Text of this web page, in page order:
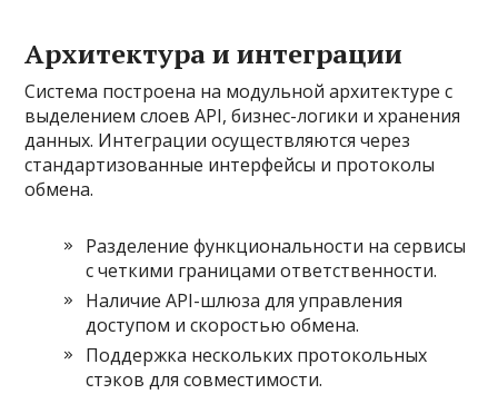
Архитектура и интеграции
Система построена на модульной архитектуре с
выделением слоев API, бизнес-логики и хранения
данных. Интеграции осуществляются через
стандартизованные интерфейсы и протоколы
обмена.
Разделение функциональности на сервисы
с четкими границами ответственности.
Наличие API-шлюза для управления
доступом и скоростью обмена.
Поддержка нескольких протокольных
стэков для совместимости.